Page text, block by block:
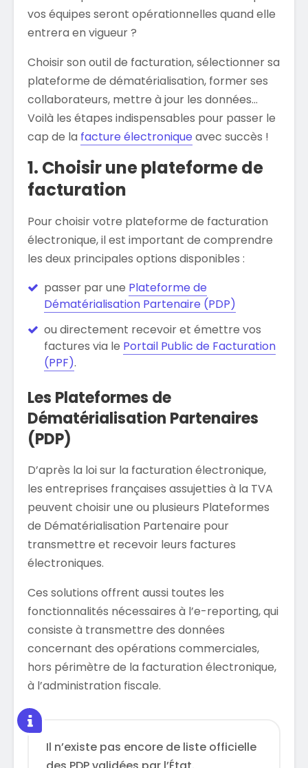
vos équipes seront opérationnelles quand elle
entrera en vigueur ?
Choisir son outil de facturation, sélectionner sa
plateforme de dématérialisation, former ses
collaborateurs, mettre à jour les données…
Voilà les étapes indispensables pour passer le
cap de la facture électronique avec succès !
1. Choisir une plateforme de
facturation
Pour choisir votre plateforme de facturation
électronique, il est important de comprendre
les deux principales options disponibles :
passer par une Plateforme de
Dématérialisation Partenaire (PDP)
ou directement recevoir et émettre vos
factures via le Portail Public de Facturation
(PPF).
Les Plateformes de
Dématérialisation Partenaires
(PDP)
D’après la loi sur la facturation électronique,
les entreprises françaises assujetties à la TVA
peuvent choisir une ou plusieurs Plateformes
de Dématérialisation Partenaire pour
transmettre et recevoir leurs factures
électroniques.
Ces solutions offrent aussi toutes les
fonctionnalités nécessaires à l’e-reporting, qui
consiste à transmettre des données
concernant des opérations commerciales,
hors périmètre de la facturation électronique,
à l’administration fiscale.
Il n’existe pas encore de liste officielle